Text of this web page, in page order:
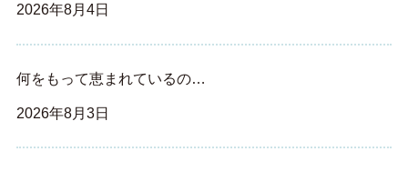
2026年8月4日
何をもって恵まれているの…
2026年8月3日